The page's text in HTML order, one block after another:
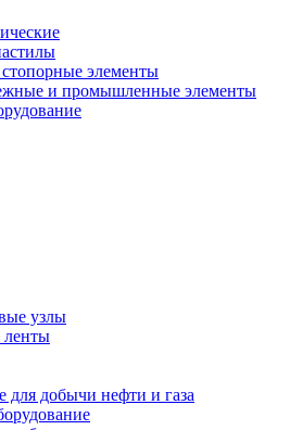
элементы
и промышленные элементы
узлы
ленты
для добычи нефти и газа